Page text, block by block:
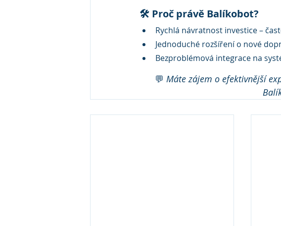
🛠️ Proč právě Balíkobot?
Rychlá návratnost investice –
Jednoduché rozšíření o nové
Bezproblémová integrace na
💬 Máte zájem o efektivnější